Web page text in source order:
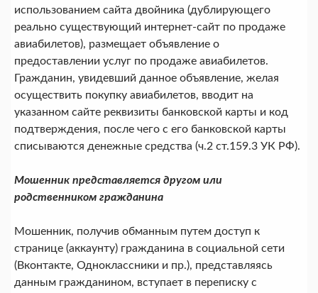
использованием сайта двойника (дублирующего
реально существующий интернет-сайт по продаже
авиабилетов), размещает объявление о
предоставлении услуг по продаже авиабилетов.
Гражданин, увидевший данное объявление, желая
осуществить покупку авиабилетов, вводит на
указанном сайте реквизиты банковской карты и код
подтверждения, после чего с его банковской карты
списываются денежные средства (ч.2 ст.159.3 УК РФ).
Мошенник представляется другом или
родственником гражданина
Мошенник, получив обманным путем доступ к
странице (аккаунту) гражданина в социальной сети
(Вконтакте, Одноклассники и пр.), представляясь
данным гражданином, вступает в переписку с